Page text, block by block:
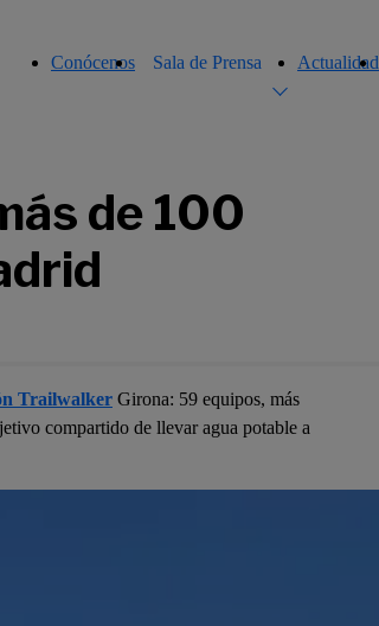
Conócenos Sala de Prensa Actualidad
de 100
Trailwalker Girona: 59 equipos, más
compartido de llevar agua potable a